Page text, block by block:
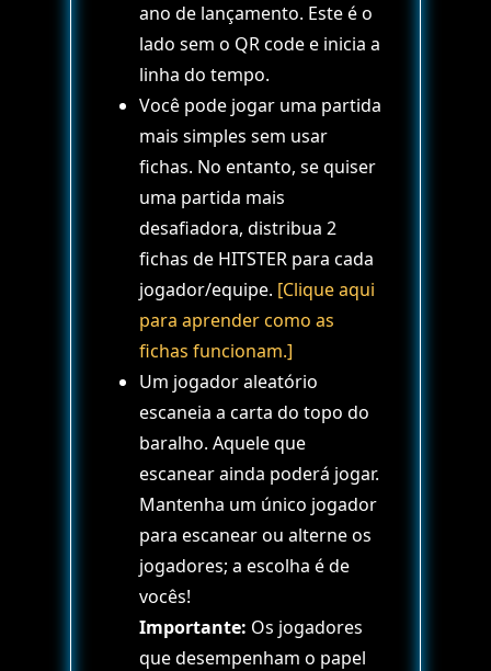
ano de lançamento. Este é o
lado sem o QR code e inicia a
linha do tempo.
Você pode jogar uma partida
mais simples sem usar
fichas. No entanto, se quiser
uma partida mais
desafiadora, distribua 2
fichas de HITSTER para cada
jogador/equipe. [Clique aqui
para aprender como as
fichas funcionam.]
Um jogador aleatório
escaneia a carta do topo do
baralho. Aquele que
escanear ainda poderá jogar.
Mantenha um único jogador
para escanear ou alterne os
jogadores; a escolha é de
vocês!
Importante: Os jogadores
que desempenham o papel